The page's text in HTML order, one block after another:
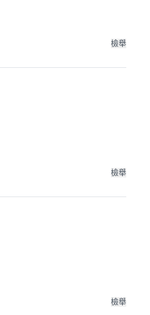
檢舉
檢舉
檢舉